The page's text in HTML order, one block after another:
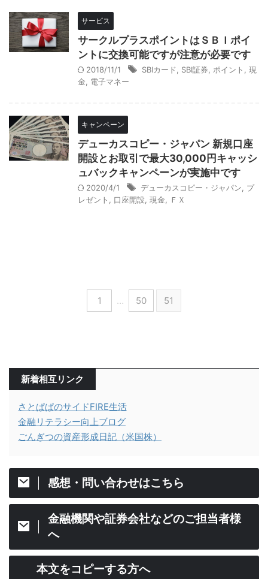
サービス
サークルプラスポイントはＳＢＩポイ
ントに交換可能ですが注意が必要です
2018/11/1 SBIカード SBI証券 ポイント
現
金
電子マネー
キャンペーン
デューカスコピー・ジャパン 新規口座
開設とお取引で最大30,000円キャッシ
ュバックキャンペーンが実施中です
2020/4/1 デューカスコピー・ジャパン
プ
レゼント
口座開設 現金 ＦＸ
1 … 50 51
新着相互リンク
さとぱぱのサイドFIRE生活
金融リテラシー向上ブログ
ごんぎつの資産形成日記（米国株）
感想・問い合わせはこちら
金融機関や証券会社などのご担当者様
へ
本文をコピーする方へ